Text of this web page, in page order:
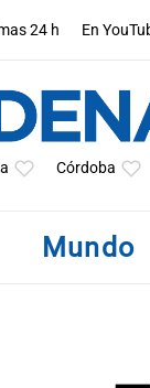
24 h En
Córdoba
Mundo